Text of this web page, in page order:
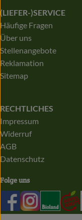
(LIEFER-)SERVICE
Häufige Fragen
Über uns
Stellenangebote
Reklamation
Sitemap
RECHTLICHES
Impressum
Widerruf
AGB
Datenschutz
Folge uns
Externer Link zu
Externer